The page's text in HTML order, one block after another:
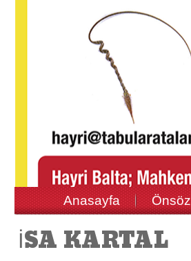
Anasayfa Önsöz
İSA KARTAL